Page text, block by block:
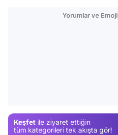
Yorumlar ve
Keşfet ile ziyaret ettiğin
tüm kategorileri tek akışta gör!